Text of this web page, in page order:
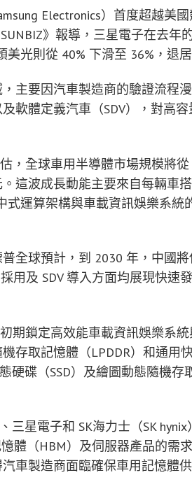
Electronics）首度超越美
》報導，三星電子在去年
光則從 40% 下滑至 36%，退
主要因汽車製造商的驗證流程
軟體定義汽車（SDV），對高
，全球車用半導體市場規模將
這波成長動能主要來自每輛車
式運算架構與車載資訊娛樂系統
全球預計，到 2030 年，中國
用及 SDV 導入方面均展現快速
期鎖定高效能車載資訊娛樂系
存取記憶體（LPDDR）和通用
硬碟（SSD）及繪圖動態隨機存
三星電子和 SK海力士（SK
體（HBM）及伺服器產品的需
車製造商面臨確保車用記憶體